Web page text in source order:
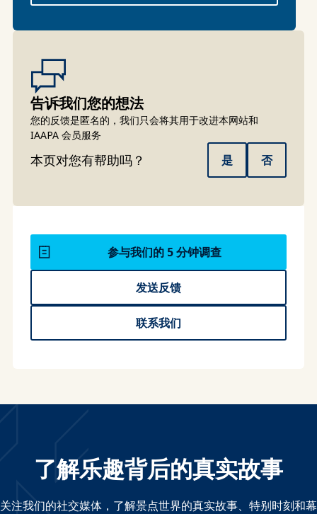
告诉我们您的想法
您的反馈是匿名的，我们只会将其用于改进本网站和
IAAPA 会员服务
本页对您有帮助吗？ 是 否
参与我们的 5 分钟调查
发送反馈
联系我们
了解乐趣背后的真实故事
关注我们的社交媒体，了解景点世界的真实故事、特别时刻和幕